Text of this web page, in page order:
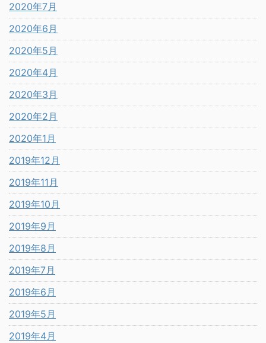
2020年7月
2020年6月
2020年5月
2020年4月
2020年3月
2020年2月
2020年1月
2019年12月
2019年11月
2019年10月
2019年9月
2019年8月
2019年7月
2019年6月
2019年5月
2019年4月